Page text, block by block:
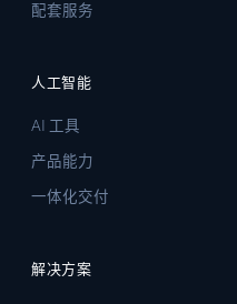
配套服务
人工智能
AI 工具
产品能力
一体化交付
解决方案